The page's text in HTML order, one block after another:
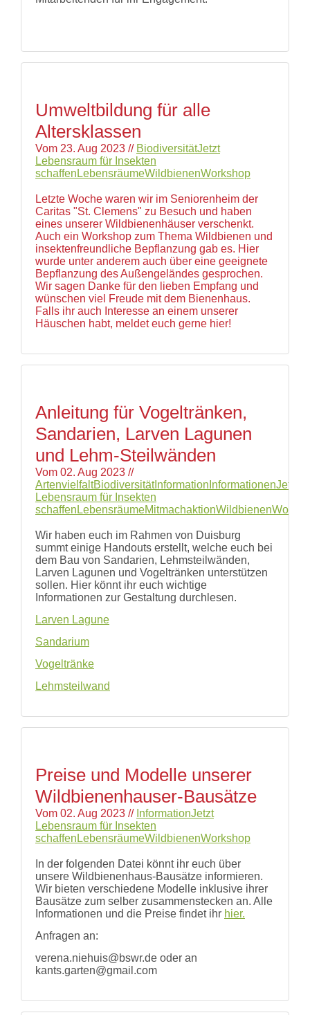
Umweltbildung für alle
Altersklassen
Vom 23. Aug 2023 // BiodiversitätJetzt
Lebensraum für Insekten
schaffen LebensräumeWildbienenWorkshop
Letzte Woche waren wir im Seniorenheim der
Caritas "St. Clemens" zu Besuch und haben
eines unserer Wildbienenhäuser verschenkt.
Auch ein Workshop zum Thema Wildbienen und
insektenfreundliche Bepflanzung gab es. Hier
wurde unter anderem auch über eine geeignete
Bepflanzung des Außengeländes gesprochen.
Wir sagen Danke für den lieben Empfang und
wünschen viel Freude mit dem Bienenhaus.
Falls ihr auch Interesse an einem unserer
Häuschen habt, meldet euch gerne hier!
Anleitung für Vogeltränken,
Sandarien, Larven Lagunen
und Lehm-Steilwänden
Vom 02. Aug 2023 //
ArtenvielfaltBiodiversitätInformation InformationenJetzt
Lebensraum für Insekten
schaffen LebensräumeMitmachaktionWildbienen
Wir haben euch im Rahmen von Duisburg
summt einige Handouts erstellt, welche euch bei
dem Bau von Sandarien, Lehmsteilwänden,
Larven Lagunen und Vogeltränken unterstützen
sollen. Hier könnt ihr euch wichtige
Informationen zur Gestaltung durchlesen.
Larven Lagune
Sandarium
Vogeltränke
Lehmsteilwand
Preise und Modelle unserer
Wildbienenhauser-Bausätze
Vom 02. Aug 2023 // InformationJetzt
Lebensraum für Insekten
schaffen LebensräumeWildbienenWorkshop
In der folgenden Datei könnt ihr euch über
unsere Wildbienenhaus-Bausätze informieren.
Wir bieten verschiedene Modelle inklusive ihrer
Bausätze zum selber zusammenstecken an. Alle
Informationen und die Preise findet ihr hier.
Anfragen an:
verena.niehuis@bswr.de oder an
kants.garten@gmail.com